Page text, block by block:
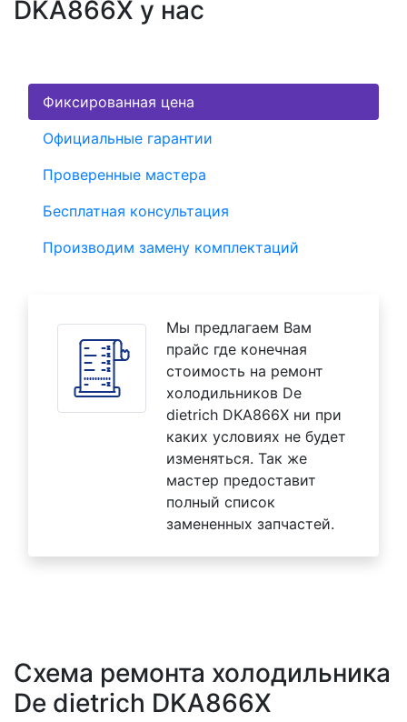
DKA866X у нас
Фиксированная цена
Официальные гарантии
Проверенные мастера
Бесплатная консультация
Производим замену комплектаций
Мы предлагаем Вам
прайс где конечная
стоимость на ремонт
холодильников De
dietrich DKA866X ни при
каких условиях не будет
изменяться. Так же
мастер предоставит
полный список
замененных запчастей.
Схема ремонта холодильника
De dietrich DKA866X